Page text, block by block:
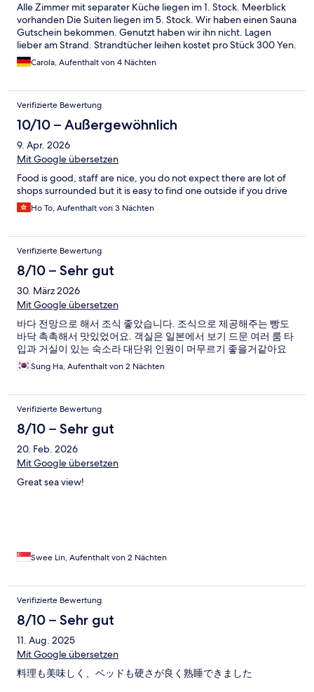
Alle Zimmer mit separater Küche liegen im 1. Stock. Meerblick
vorhanden Die Suiten liegen im 5. Stock. Wir haben einen Sauna
Gutschein bekommen. Genutzt haben wir ihn nicht. Lagen
lieber am Strand. Strandtücher leihen kostet pro Stück 300 Yen.
Carola, Aufenthalt von 4 Nächten
Verifizierte Bewertung
10/10 – Außergewöhnlich
9. Apr. 2026
Mit Google übersetzen
Food is good, staff are nice, you do not expect there are lot of
shops surrounded but it is easy to find one outside if you drive
Ho To, Aufenthalt von 3 Nächten
Verifizierte Bewertung
8/10 – Sehr gut
30. März 2026
Mit Google übersetzen
바다 전망으로 해서 조식 좋았습니다. 조식으로 제공해주는 빵도
바닥 촉촉해서 맛있었어요. 객실은 일본에서 보기 드문 여러 룸 타
입과 거실이 있는 숙소라 대단위 인원이 머무르기 좋을거같아요
Sung Ha, Aufenthalt von 2 Nächten
Verifizierte Bewertung
8/10 – Sehr gut
20. Feb. 2026
Mit Google übersetzen
Great sea view!
Swee Lin, Aufenthalt von 2 Nächten
Verifizierte Bewertung
8/10 – Sehr gut
11. Aug. 2025
Mit Google übersetzen
料理も美味しく、ベッドも硬さが良く熟睡できました